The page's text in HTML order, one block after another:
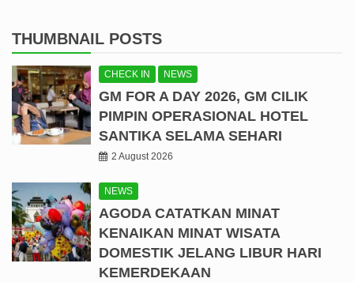
THUMBNAIL POSTS
CHECK IN NEWS
GM FOR A DAY 2026, GM CILIK
PIMPIN OPERASIONAL HOTEL
SANTIKA SELAMA SEHARI
2 August 2026
NEWS
AGODA CATATKAN MINAT
KENAIKAN MINAT WISATA
DOMESTIK JELANG LIBUR HARI
KEMERDEKAAN